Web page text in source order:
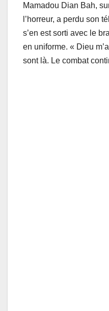
Mamadou Dian Bah,
l’horreur, a perdu son
s’en est sorti avec le
en uniforme. « Dieu
sont là. Le combat